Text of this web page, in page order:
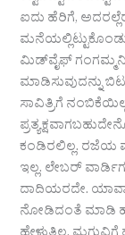
ಐದು ಹೆರಿಗೆ,
ಮಿಡ್‌ವೈಫ್‌
ಮಾಡಿಸುವುದನ್ನು
ಸಾವಿತ್ರಿಗೆ
ಕಂಡಿರಲಿಲ್ಲ. ರಜೆಯ
ಇಲ್ಲ. ಲೇಬರ್‌
ದಾದಿಯರದೇ.
ನೋಡಿದಂತೆ ಮಾಡಿ